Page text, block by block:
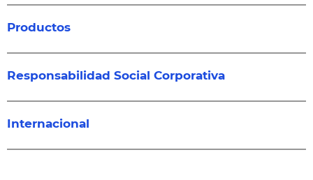
Productos
Responsabilidad Social Corporativa
Internacional